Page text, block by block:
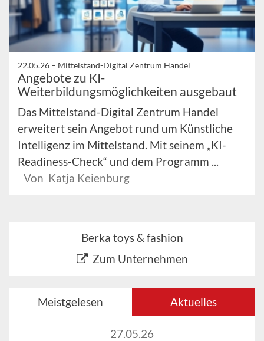
22.05.26 – Mittelstand-Digital Zentrum Handel
Angebote zu KI-
Weiterbildungsmöglichkeiten ausgebaut
Das Mittelstand-Digital Zentrum Handel
erweitert sein Angebot rund um Künstliche
Intelligenz im Mittelstand. Mit seinem „KI-
Readiness-Check“ und dem Programm ...
Von Katja Keienburg
Berka toys & fashion
Zum Unternehmen
Meistgelesen Aktuelles
27.05.26